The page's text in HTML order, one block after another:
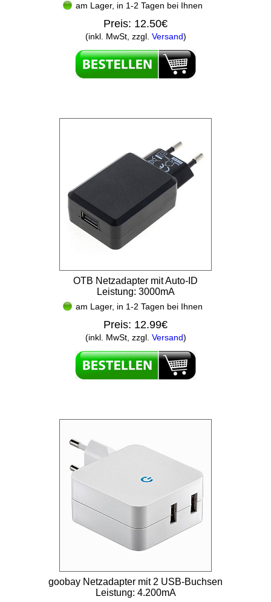
am Lager, in 1-2 Tagen bei Ihnen
Preis: 12.50€
(inkl. MwSt, zzgl. Versand)
OTB Netzadapter mit Auto-ID
Leistung: 3000mA
am Lager, in 1-2 Tagen bei Ihnen
Preis: 12.99€
(inkl. MwSt, zzgl. Versand)
goobay Netzadapter mit 2 USB-Buchsen
Leistung: 4.200mA